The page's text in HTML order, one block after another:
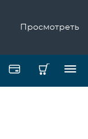
Просмотреть